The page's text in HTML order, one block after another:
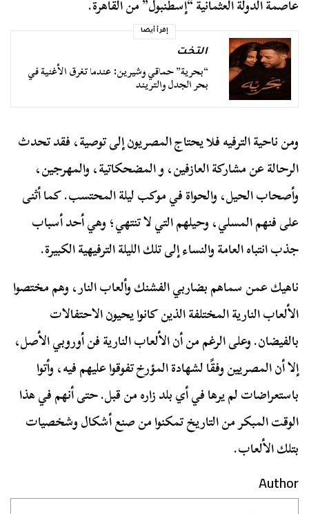
عاصمة الدولة العثمانية “إسطنبول” من القاهرة.
إقرأ أيضا
التخت
“بحرية” حماقي وشيرين: عندما تغرق الأغنية في
بحر الجدل والتريند
ومن ناحية الترفيه فلا يحتاج المصريون إلى توصية، فقد تحدث
الرحالة عن مشاركة العازفين، و المضحكاتية، والمهرجين،
وأصحاب الحيل، والحواة في موكب ليلة المحتسب. كما أثنى
على فنهم المسلي، وحيلهم التي لا تنتهي؛ وهي أحد أسباب
جذب انتباه العامة والنساء إلى تلك الليلة الترفيهية الكبيرة.
ناهيك عمن سماهم بضاربي الفشنك وألعاب النار، وهم مختصوا
الألعاب النارية المختلفة الذين كانوا يحيون الاحتفالات
بالفيضان. وعلى الرغم من أن الألعاب النارية فن أوروبي الأصل،
إلا أن المصريين وفقًا لشهادة المؤرخ تفوقوا عليهم فيه، وأتوا
باستعراضات لم يرها في أي بلد زاره من قبل. حتى أنهم في هذا
الوقت المبكر من التاريخ تمكنوا من صنع أشكال وشخصيات
بتلك الألعاب.
Author